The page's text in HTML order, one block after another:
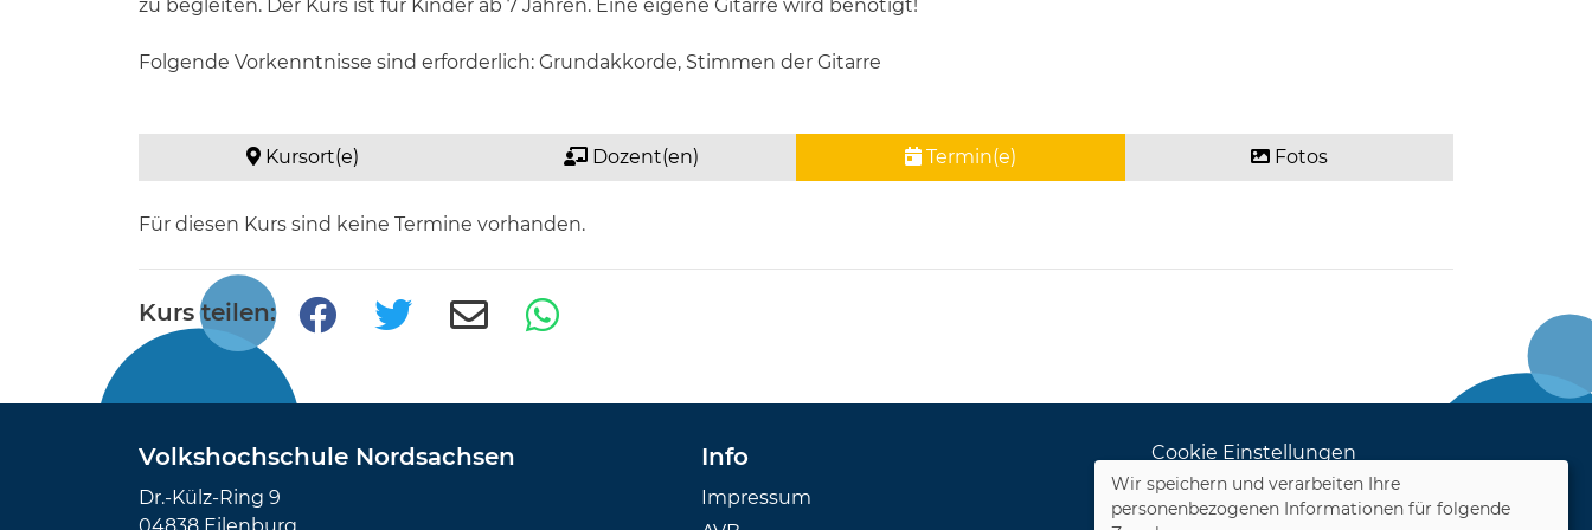
zu begleiten. Der Kurs ist für Kinder ab 7 Jahren. Eine eigene Gitarre wird benötigt!
Folgende Vorkenntnisse sind erforderlich: Grundakkorde, Stimmen der Gitarre
Kursort(e) Dozent(en) Termin(e) Fotos
Für diesen Kurs sind keine Termine vorhanden.
Kurs teilen:
Volkshochschule Nordsachsen
Dr.-Külz-Ring 9
Info
Impressum
Cookie Einstellungen
Dozenten-Login
Wir speichern und verarbeiten Ihre
personenbezogenen Informationen für folgende